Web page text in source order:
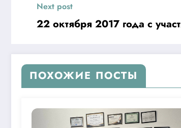
Next post
22 октября 2017 года с
ПОХОЖИЕ ПОСТЫ